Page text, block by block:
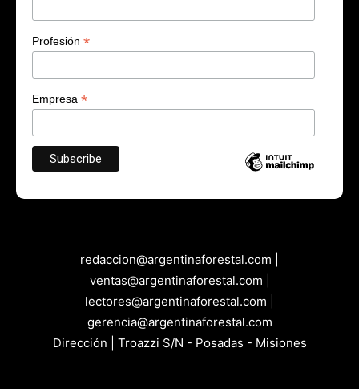
Profesión *
Empresa *
redaccion@argentinaforestal.com |
ventas@argentinaforestal.com |
lectores@argentinaforestal.com |
gerencia@argentinaforestal.com
Dirección | Troazzi S/N - Posadas - Misiones